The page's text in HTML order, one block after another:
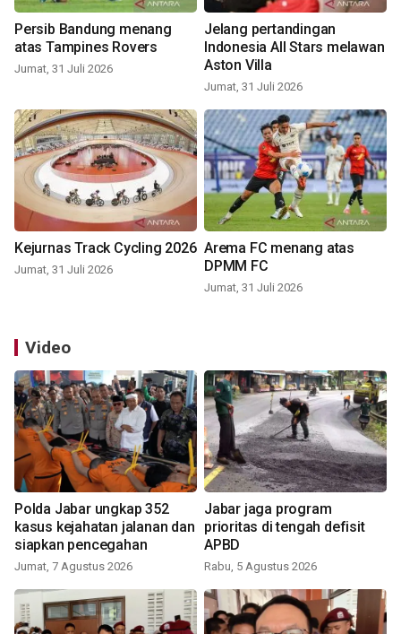
Persib Bandung menang
atas Tampines Rovers
Jumat, 31 Juli 2026
Jelang pertandingan
Indonesia All Stars melawan
Aston Villa
Jumat, 31 Juli 2026
Kejurnas Track Cycling 2026
Jumat, 31 Juli 2026
Arema FC menang atas
DPMM FC
Jumat, 31 Juli 2026
Video
Polda Jabar ungkap 352
kasus kejahatan jalanan dan
siapkan pencegahan
Jumat, 7 Agustus 2026
Jabar jaga program
prioritas di tengah defisit
APBD
Rabu, 5 Agustus 2026